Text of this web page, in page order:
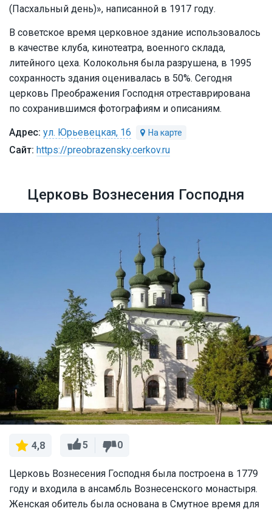
(Пасхальный день)», написанной в 1917 году.
В советское время церковное здание использовалось
в качестве клуба, кинотеатра, военного склада,
литейного цеха. Колокольня была разрушена, в 1995
сохранность здания оценивалась в 50%. Сегодня
церковь Преображения Господня отреставрирована
по сохранившимся фотографиям и описаниям.
ул. Юрьевецкая, 16
https://preobrazensky.cerkov.ru
Церковь Вознесения Господня
4,8 5 0
Церковь Вознесения Господня была построена в 1779
году и входила в ансамбль Вознесенского монастыря.
Женская обитель была основана в Смутное время для